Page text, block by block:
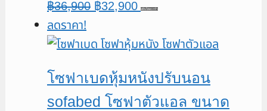
฿36,900 Original
was:
฿32,900Current
is:
หยิบใส่ตะกร้า
ลดราคา!
โซฟาเบดหุ้มหนังปรับนอน
sofabed โซฟาตัวแอล ขนาด